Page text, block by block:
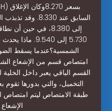
5.730 إلى
الشمسية؟عندما يسقط
امتصاص قسم من الإشعاع
القسم الباقي يعبر داخل
التخميل، والتي بدورها
طبقة الامتصاص ليتم امتصاص